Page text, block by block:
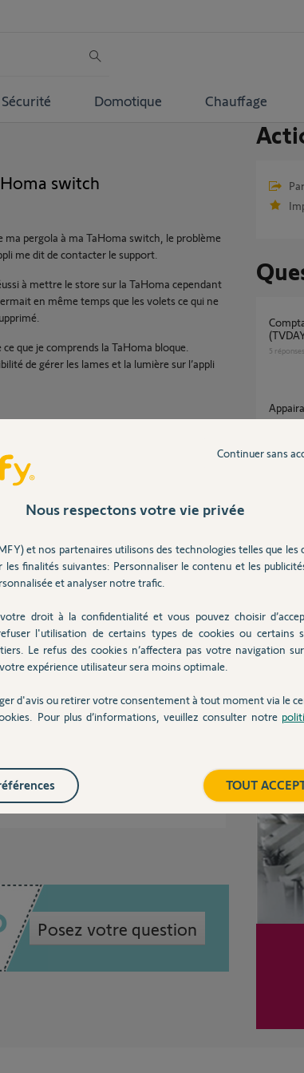
Sécurité Domotique Chauffage
switch
ma pergola à ma TaHoma switch, le problème
me dit de contacter le support.
à mettre le store sur la TaHoma cependant
en même temps que les volets ce qui ne
que je comprends la TaHoma bloque.
de gérer les lames et la lumière sur l’appli
au fil de discussion
avec la manip suivante
Posez votre question
Comptabilité Boitier Teleco Daisy
5 réponses
Store
3réponses
Nous respectons votre vie privée
et nos partenaires utilisons des technologies telles que les
les finalités suivantes: Personnaliser le contenu et les
et analyser notre trafic.
droit à la confidentialité et vous pouvez choisir
l'utilisation de certains types de cookies ou certains
Le refus des cookies n’affectera pas votre navigation
expérience utilisateur sera moins optimale.
d'avis ou retirer votre consentement à tout moment via le
Pour plus d’informations, veuillez consulter notre
Continuer sans
TOUT